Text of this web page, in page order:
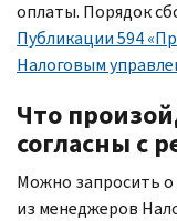
оплаты. Порядок
Публикации 594
Налоговым
Что
согласны с
Можно запросить о
из менеджеров